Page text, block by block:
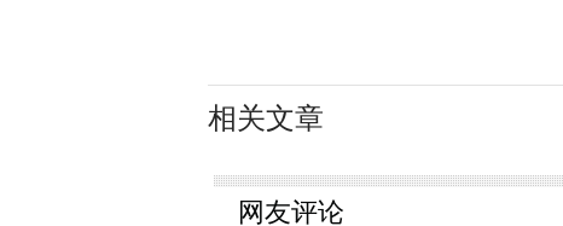
相关文章